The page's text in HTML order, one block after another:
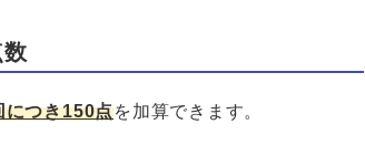
につき150点を加算できます。